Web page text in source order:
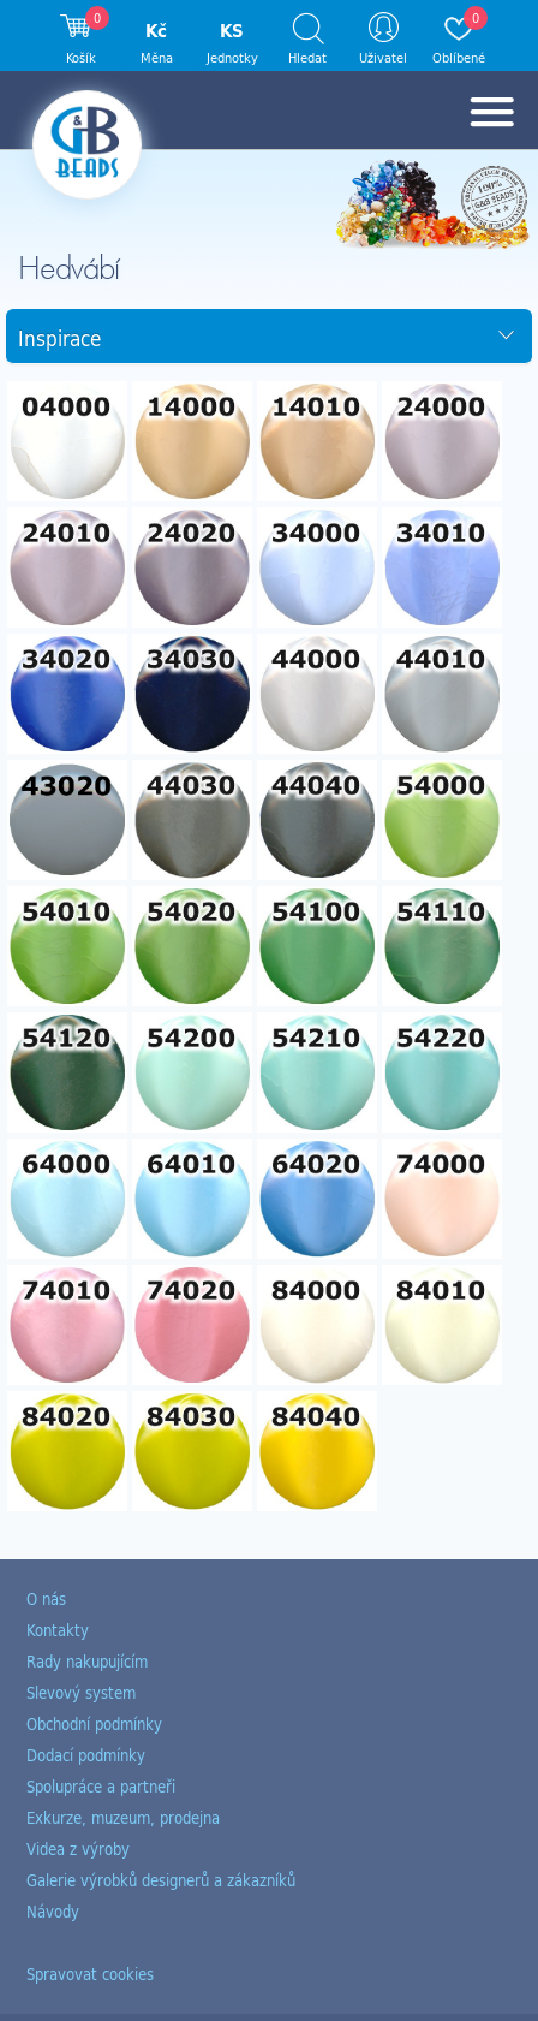
Hedvábí
Inspirace
0
Košík
Kč
Měna
KS
Jednotky Hledat Uživatel
0
Oblíbené
O nás
Kontakty
Rady nakupujícím
Slevový system
Obchodní podmínky
Dodací podmínky
Spolupráce a partneři
Exkurze, muzeum, prodejna
Videa z výroby
Galerie výrobků designerů a zákazníků
Návody
Spravovat cookies